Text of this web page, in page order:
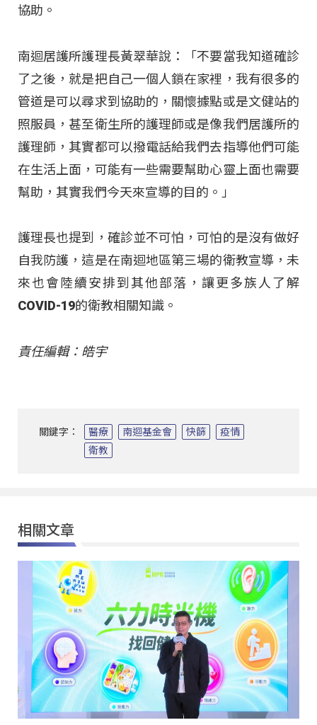
協助。
南迴居護所護理長黃翠華說：「不要當我知道確診
了之後，就是把自己一個人鎖在家裡，我有很多的
管道是可以尋求到協助的，關懷據點或是文健站的
照服員，甚至衛生所的護理師或是像我們居護所的
護理師，其實都可以撥電話給我們去指導他們可能
在生活上面，可能有一些需要幫助心靈上面也需要
幫助，其實我們今天來宣導的目的。」
護理長也提到，確診並不可怕，可怕的是沒有做好
自我防護，這是在南迴地區第三場的衛教宣導，未
來也會陸續安排到其他部落，讓更多族人了解
COVID-19的衛教相關知識。
責任編輯：皓宇
關鍵字： 醫療 南迴基金會 快篩
疫情
衛教
相關文章